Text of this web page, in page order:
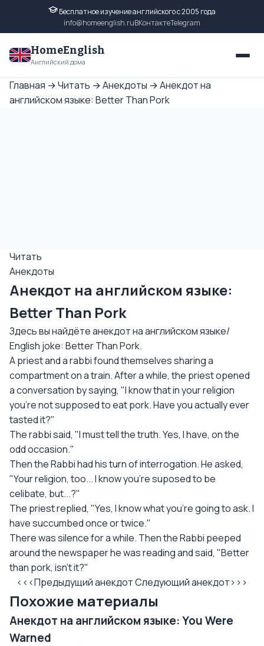
Бесплатное изучение английского с 2005 года
info@homeenglish.ruВКонтактеTelegram
HomeEnglish
Английский дома
Главная →Читать →Анекдоты →Анекдот на
английском языке: Better Than Pork
Читать
Анекдоты
Анекдот на английском языке:
Better Than Pork
Здесь вы найдёте анекдот на английском языке/
English joke: Better Than Pork.
A priest and a rabbi found themselves sharing a
compartment on a train. After a while, the priest opened
a conversation by saying, "I know that in your religion
you're not supposed to eat pork. Have you actually ever
tasted it?"
The rabbi said, "I must tell the truth. Yes, I have, on the
odd occasion."
Then the Rabbi had his turn of interrogation. He asked,
"Your religion, too... I know you're suposed to be
celibate, but...?"
The priest replied, "Yes, I know what you're going to ask. I
have succumbed once or twice."
There was silence for a while. Then the Rabbi peeped
around the newspaper he was reading and said, "Better
than pork, isn't it?"
<<<Предыдущий анекдотСледующий анекдот>>>
Похожие материалы
Анекдот на английском языке: You Were
Warned